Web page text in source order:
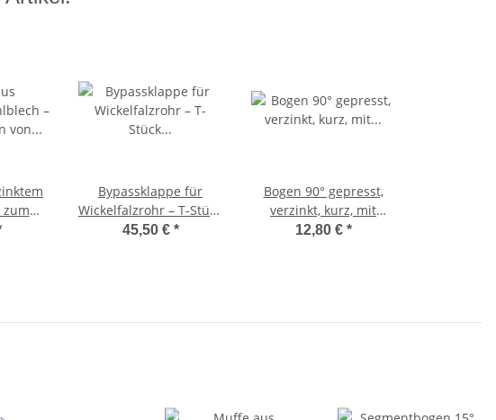
zum
Bypassklappe für
Wickelfalzrohr – T-Stück
mit Umschaltfunktion –
45,50 € *
Bogen 90° gepresst,
verzinkt, kurz, mit
Lippendichtung, DN80–
12,80 € *